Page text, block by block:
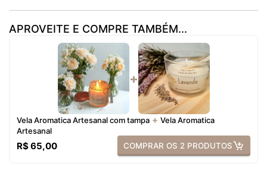
APROVEITE E COMPRE TAMBÉM...
+
Vela Aromatica Artesanal com tampa + Vela Aromatica
Artesanal
R$ 65,00 COMPRAR OS 2 PRODUTOS